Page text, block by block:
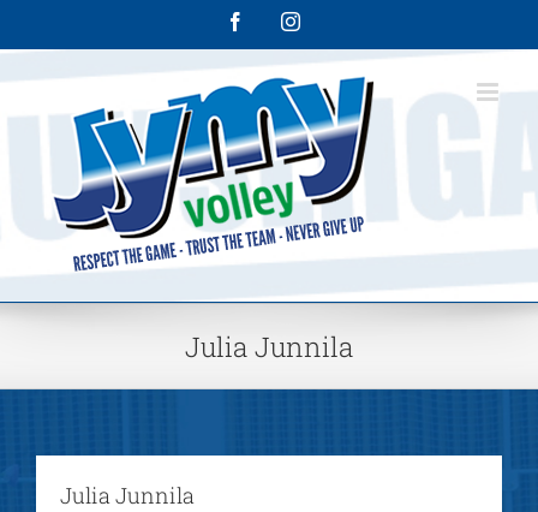
FacebookInstagram
Julia Junnila
Julia Junnila